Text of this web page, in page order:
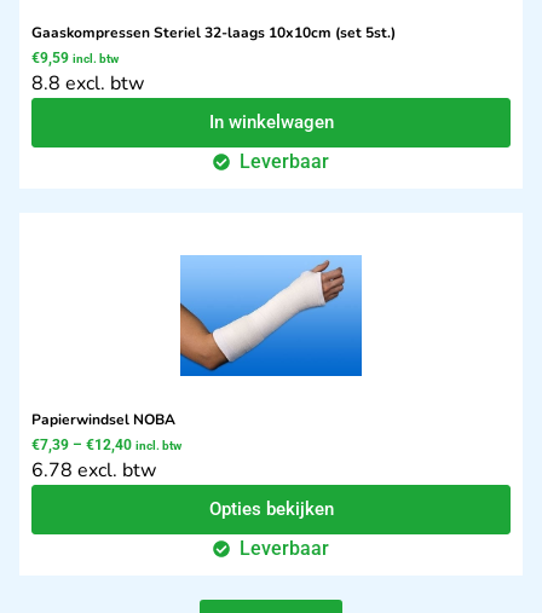
Gaaskompressen Steriel 32-laags 10x10cm (set 5st.)
€9,59 incl. btw
8.8 excl. btw
In winkelwagen
Leverbaar
Papierwindsel NOBA
€7,39 – €12,40 incl. btw
6.78 excl. btw
Opties bekijken
Leverbaar